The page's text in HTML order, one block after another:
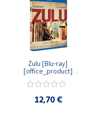
Zulu [Blu-ray]
[office_product]
12,70 €